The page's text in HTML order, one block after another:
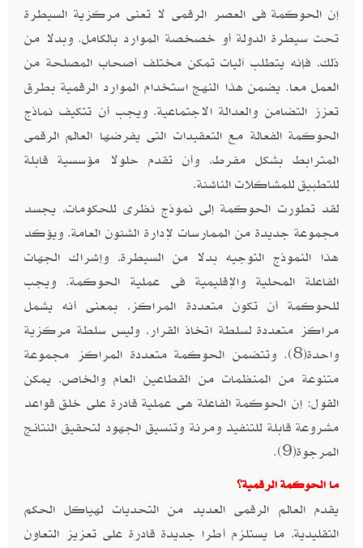
إن الحوكمة فى العصر الرقمى لا تعنى مركزية السيطرة
تحت سيطرة الدولة أو خصخصة الموارد بالكامل. وبدلا من
ذلك، فإنه يتطلب آليات تمكن مختلف أصحاب المصلحة من
العمل معا. يضمن هذا النهج استخدام الموارد الرقمية بطرق
تعزز التضامن والعدالة الاجتماعية. ويجب أن تتكيف نماذج
الحوكمة الفعالة مع التعقيدات التى يفرضها العالم الرقمى
المترابط بشكل مفرط، وأن تقدم حلولا مؤسسية قابلة
للتطبيق للمشاكلات الناشئة.
لقد تطورت الحوكمة إلى نموذج نظرى للحكومات، يجسد
مجموعة جديدة من الممارسات لإدارة الشئون العامة. ويؤكد
هذا النموذج التوجيه بدلا من السيطرة، وإشراك الجهات
الفاعلة المحلية والإقليمية فى عملية الحوكمة. ويجب
للحوكمة أن تكون متعددة المراكز، بمعنى أنه يشمل
مراكز متعددة لسلطة اتخاذ القرار، وليس سلطة مركزية
واحدة(8). وتتضمن الحوكمة متعددة المراكز مجموعة
متنوعة من المنظمات من القطاعين العام والخاص. يمكن
القول: إن الحوكمة الفاعلة هى عملية قادرة على خلق قواعد
مشروعة قابلة للتنفيذ ومرنة وتنسيق الجهود لتحقيق النتائج
المرجوة(9).
ما الحوكمة الرقمية؟
يقدم العالم الرقمى العديد من التحديات لهياكل الحكم
التقليدية، ما يستلزم أطرا جديدة قادرة على تعزيز التعاون